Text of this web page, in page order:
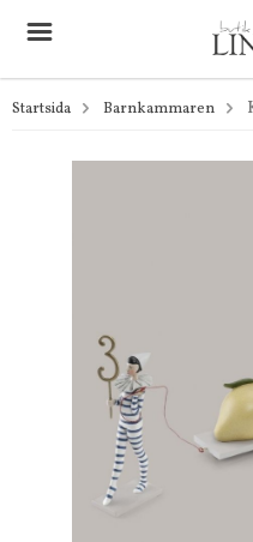
Startsida Barnkammaren